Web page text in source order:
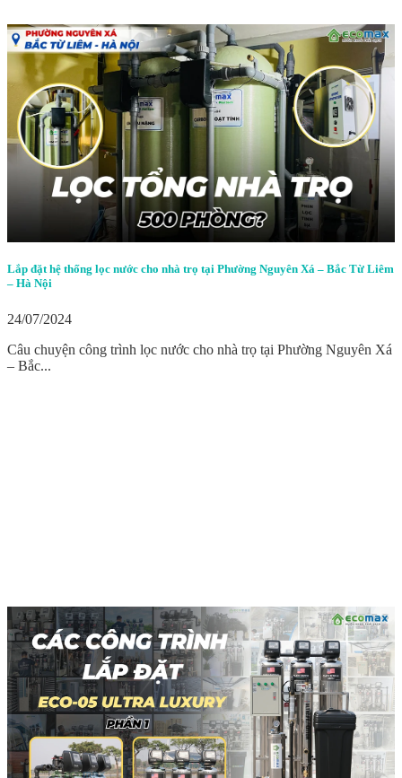
Lắp đặt hệ thống lọc nước cho nhà trọ tại Phường Nguyên Xá – Bắc Từ Liêm
– Hà Nội
24/07/2024
Câu chuyện công trình lọc nước cho nhà trọ tại Phường Nguyên Xá
– Bắc...